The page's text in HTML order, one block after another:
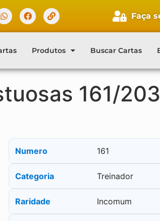
Faça
Produtos Buscar Cartas
161/203
Numero 161
Categoria Treinador
Raridade Incomum